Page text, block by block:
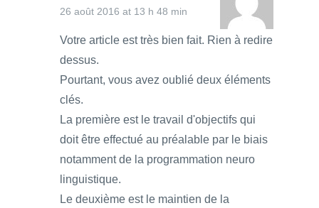
26 août 2016 at 13 h 48 min
Votre article est très bien fait. Rien à redire
dessus.
Pourtant, vous avez oublié deux éléments
clés.
La première est le travail d'objectifs qui
doit être effectué au préalable par le biais
notamment de la programmation neuro
linguistique.
Le deuxième est le maintien de la